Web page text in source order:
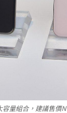
量組合，建議售